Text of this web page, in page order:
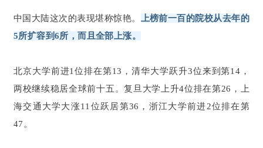
中国大陆这次的表现堪称惊艳。 上榜前一百的院校从去年的
5所扩容到6所，而且全部上涨。
北京大学前进1位排在第13，清华大学跃升3位来到第14，
两校继续稳居全球前十五。复旦大学上升4位排在第26，上
海交通大学大涨11位跃居第36，浙江大学前进2位排在第
47。